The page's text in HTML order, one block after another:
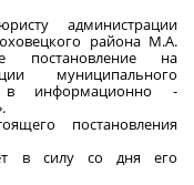
администрации
района М.А.
постановление на
муниципального
в информационно -
постановления
в силу со дня его